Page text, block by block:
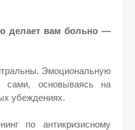
делает вам больно —
Эмоциональную
основываясь на
убеждениях.
по антикризисному